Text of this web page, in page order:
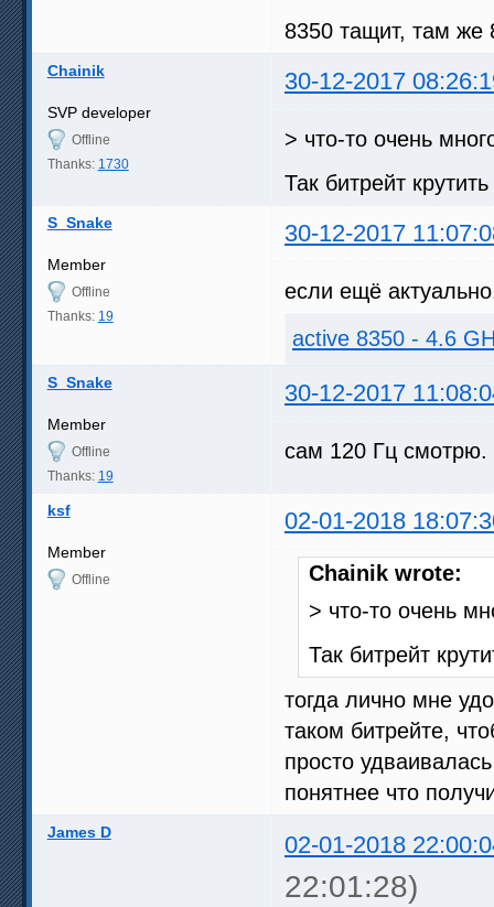
8350 тащит, там же
Chainik 30-12-2017
SVP developer
Offline
Thanks: 1730
> что-то очень
Так битрейт
S_Snake 30-12-2017
Member
Offline
Thanks: 19
если ещё
active 8350 - 4.6
S_Snake 30-12-2017
Member
Offline
Thanks: 19
сам 120 Гц смотрю.
ksf 02-01-2018
Member
Offline
Chainik wrote:
> что-то очень
Так битрейт
тогда лично мне
таком битрейте,
просто
понятнее что
James D 02-01-2018
22:01:28)